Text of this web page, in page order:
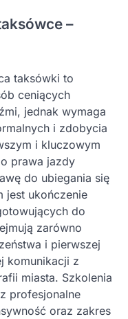
–
taksówki to
ceniących
jednak wymaga
i zdobycia
i kluczowym
prawa jazdy
do ubiegania się
jest ukończenie
do
zarówno
i pierwszej
komunikacji z
miasta. Szkolenia
profesjonalne
oraz zakres